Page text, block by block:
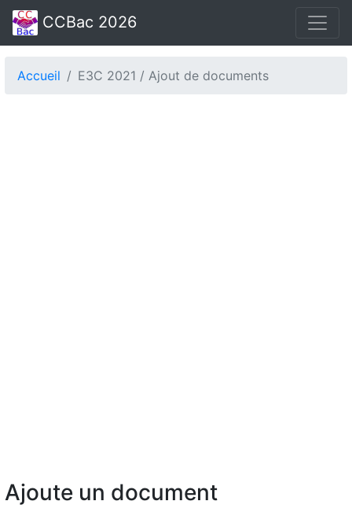
CCBac 2026
Accueil E3C 2021 / Ajout de documents
Ajoute un document